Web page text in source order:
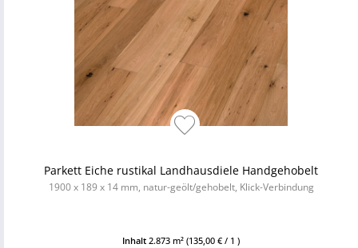
Parkett Eiche rustikal Landhausdiele Handgehobelt
1900 x 189 x 14 mm, natur-geölt/gehobelt, Klick-Verbindung
Inhalt 2.873 m² (135,00 € / 1 )